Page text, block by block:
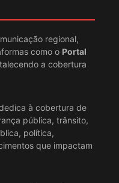
regional,
como o Portal
a cobertura
à cobertura de
pública, trânsito,
política,
que impactam